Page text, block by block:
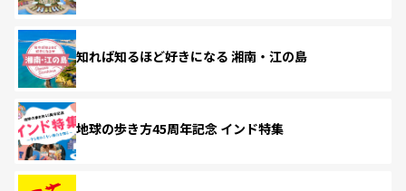
知れば知るほど好きになる 湘南・江の島
地球の歩き方45周年記念 インド特集